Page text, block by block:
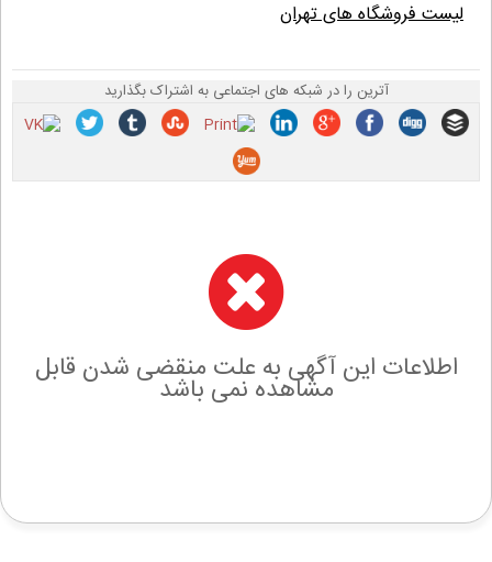
لیست فروشگاه های تهران
آترین را در شبکه های اجتماعی به اشتراک بگذارید
اطلاعات این آگهی به علت منقضی شدن قابل
مشاهده نمی باشد